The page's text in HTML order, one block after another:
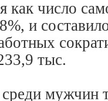
как число
и
тыс.
мужчин